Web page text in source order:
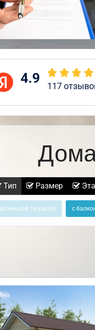
4.9 117
Тип Размер
террасой с